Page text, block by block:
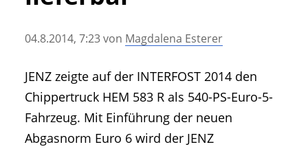
• Messen und Veranstaltungen
• Agritechnica Neuheiten Archiv
• Artikel nach Hersteller/Marke
04.8.2014, 7:23von Magdalena Esterer
JENZ zeigte auf der INTERFOST 2014 den
Chippertruck HEM 583 R als 540-PS-Euro-5-
Fahrzeug. Mit Einführung der neuen
Abgasnorm Euro 6 wird der JENZ